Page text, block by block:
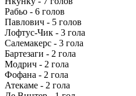
Рабьо - 6 голов
Павлович - 5 голов
Лофтус-Чик - 3 гола
Салемакерс - 3 гола
Бартезаги - 2 гола
Модрич - 2 гола
Фофана - 2 гола
Атекаме - 2 гола